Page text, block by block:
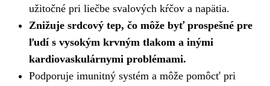
užitočné pri liečbe svalových kŕčov a napätia.
Znižuje srdcový tep, čo môže byť prospešné pre
ľudí s vysokým krvným tlakom a inými
kardiovaskulárnymi problémami.
Podporuje imunitný systém a môže pomôcť pri